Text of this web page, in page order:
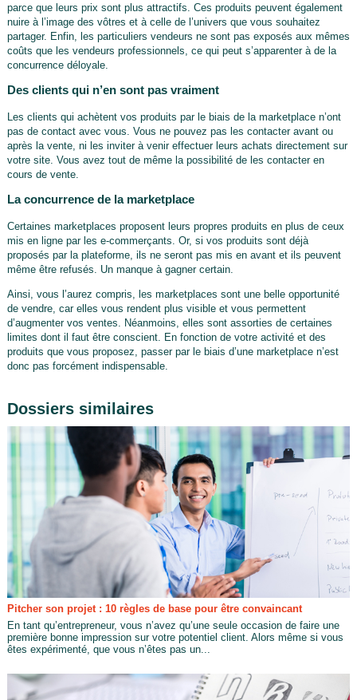
parce que leurs prix sont plus attractifs. Ces produits peuvent également
nuire à l’image des vôtres et à celle de l’univers que vous souhaitez
partager. Enfin, les particuliers vendeurs ne sont pas exposés aux mêmes
coûts que les vendeurs professionnels, ce qui peut s’apparenter à de la
concurrence déloyale.
Des clients qui n’en sont pas vraiment
Les clients qui achètent vos produits par le biais de la marketplace n’ont
pas de contact avec vous. Vous ne pouvez pas les contacter avant ou
après la vente, ni les inviter à venir effectuer leurs achats directement sur
votre site. Vous avez tout de même la possibilité de les contacter en
cours de vente.
La concurrence de la marketplace
Certaines marketplaces proposent leurs propres produits en plus de ceux
mis en ligne par les e-commerçants. Or, si vos produits sont déjà
proposés par la plateforme, ils ne seront pas mis en avant et ils peuvent
même être refusés. Un manque à gagner certain.
Ainsi, vous l’aurez compris, les marketplaces sont une belle opportunité
de vendre, car elles vous rendent plus visible et vous permettent
d’augmenter vos ventes. Néanmoins, elles sont assorties de certaines
limites dont il faut être conscient. En fonction de votre activité et des
produits que vous proposez, passer par le biais d’une marketplace n’est
donc pas forcément indispensable.
Dossiers similaires
Pitcher son projet : 10 règles de base pour être convaincant
En tant qu’entrepreneur, vous n’avez qu’une seule occasion de faire une
première bonne impression sur votre potentiel client. Alors même si vous
êtes expérimenté, que vous n’êtes pas un...